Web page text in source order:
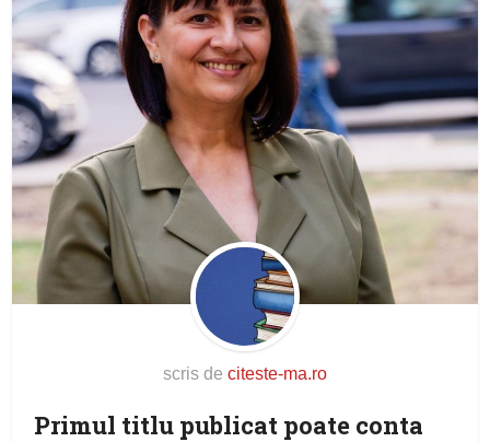
scris de citeste-ma.ro
Primul titlu publicat poate conta